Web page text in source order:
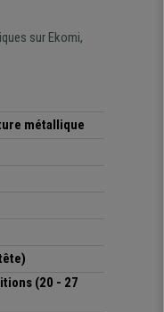
sur Ekomi,
métallique
(20 - 27